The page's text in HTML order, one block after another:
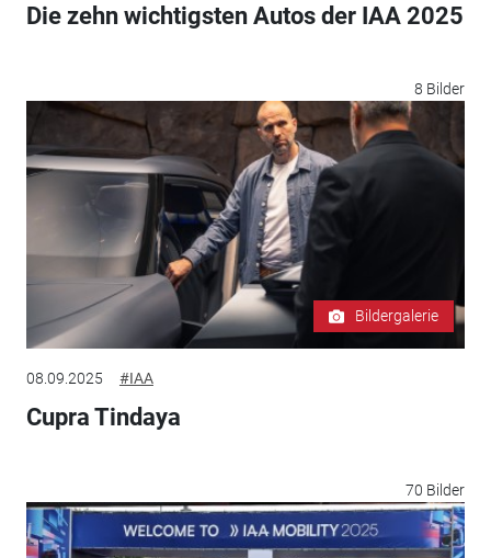
Die zehn wichtigsten Autos der IAA 2025
8 Bilder
Bildergalerie
08.09.2025 #IAA
Cupra Tindaya
70 Bilder